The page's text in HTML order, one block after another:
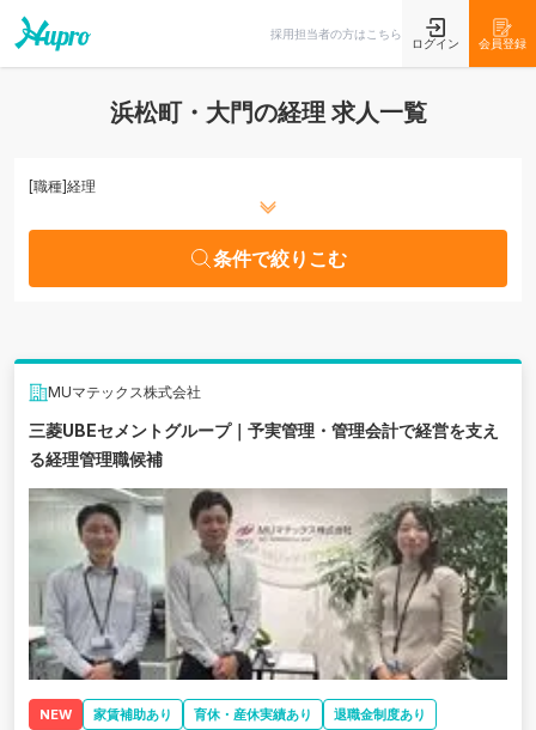
採用担当者の方はこちら
ログイン 会員登録
浜松町・大門の経理 求人一覧
[職種]経理
条件で絞りこむ
MUマテックス株式会社
三菱UBEセメントグループ｜予実管理・管理会計で経営を支え
る経理管理職候補
NEW 家賃補助あり 育休・産休実績あり
退職金制度あり